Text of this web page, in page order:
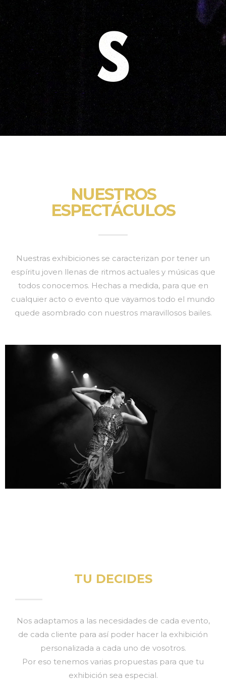
S
NUESTROS
ESPECTÁCULOS
Nuestras exhibiciones se caracterizan por tener un
espíritu joven llenas de ritmos actuales y músicas que
todos conocemos. Hechas a medida, para que en
cualquier acto o evento que vayamos todo el mundo
quede asombrado con nuestros maravillosos bailes.
TU DECIDES
Nos adaptamos a las necesidades de cada evento,
de cada cliente para así poder hacer la exhibición
personalizada a cada uno de vosotros.
Por eso tenemos varias propuestas para que tu
exhibición sea especial.